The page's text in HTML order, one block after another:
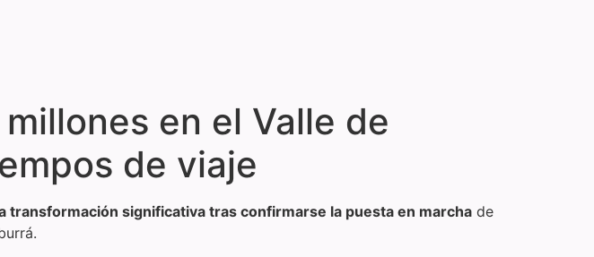
en el Valle de
de viaje
transformación significativa tras confirmarse la puesta en marcha de